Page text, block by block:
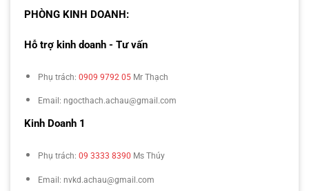
PHÒNG KINH DOANH:
Hỗ trợ kinh doanh - Tư vấn
Phụ trách: 0909 9792 05 Mr Thạch
Email: ngocthach.achau@gmail.com
Kinh Doanh 1
Phụ trách: 09 3333 8390 Ms Thúy
Email: nvkd.achau@gmail.com